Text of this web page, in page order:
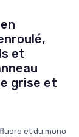
et
grise et
et du mono